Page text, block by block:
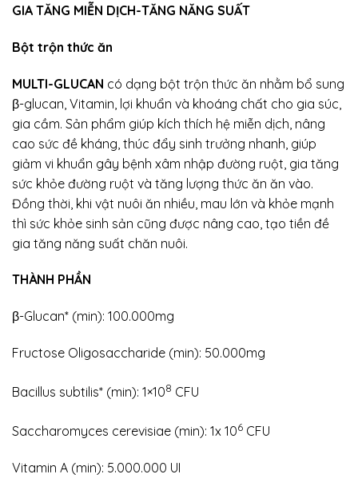
GIA TĂNG MIỄN DỊCH-TĂNG NĂNG SUẤT
Bột trộn thức ăn
MULTI-GLUCAN có dạng bột trộn thức ăn nhằm bổ sung
β-glucan, Vitamin, lợi khuẩn và khoáng chất cho gia súc,
gia cầm. Sản phẩm giúp kích thích hệ miễn dịch, nâng
cao sức đề kháng, thúc đẩy sinh trưởng nhanh, giúp
giảm vi khuẩn gây bệnh xâm nhập đường ruột, gia tăng
sức khỏe đường ruột và tăng lượng thức ăn ăn vào.
Đồng thời, khi vật nuôi ăn nhiều, mau lớn và khỏe mạnh
thì sức khỏe sinh sản cũng được nâng cao, tạo tiền đề
gia tăng năng suất chăn nuôi.
THÀNH PHẦN
β-Glucan* (min): 100.000mg
Fructose Oligosaccharide (min): 50.000mg
Bacillus subtilis* (min): 1×108 CFU
Saccharomyces cerevisiae (min): 1x 106 CFU
Vitamin A (min): 5.000.000 UI